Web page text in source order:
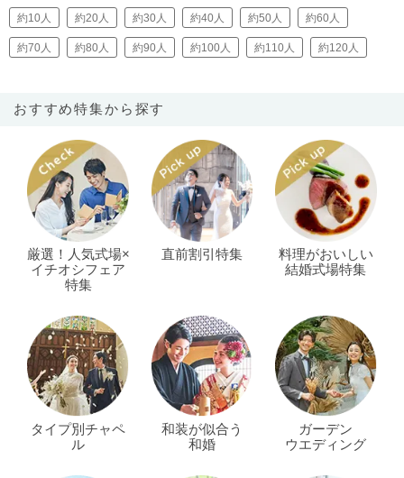
約10人 約20人 約30人 約40人 約50人 約60人
約70人 約80人 約90人 約100人 約110人 約120人
おすすめ特集から探す
厳選！人気式場×
イチオシフェア
特集
直前割引特集
料理がおいしい
結婚式場特集
タイプ別チャペ
ル
和装が似合う
和婚
ガーデン
ウエディング